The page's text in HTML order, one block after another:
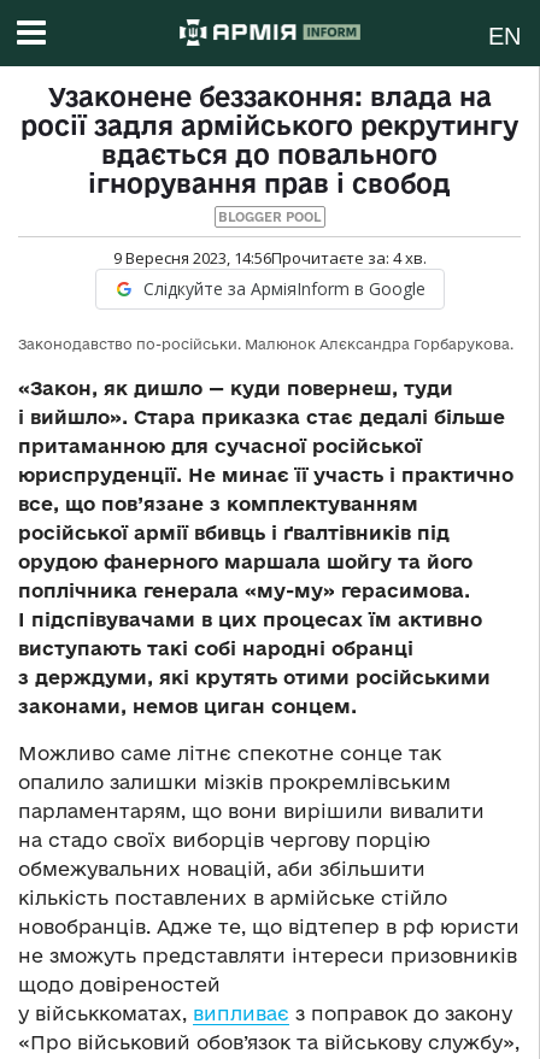
EN
Узаконене беззаконня: влада на
росії задля армійського рекрутингу
вдається до повального
ігнорування прав і свобод
BLOGGER POOL
9 Вересня 2023, 14:56Прочитаєте за: 4хв.
Слідкуйте за АрміяInform в Google
Законодавство по-російськи. Малюнок Алєксандра Горбарукова.
«Закон, як дишло — куди повернеш, туди
і вийшло». Стара приказка стає дедалі більше
притаманною для сучасної російської
юриспруденції. Не минає її участь і практично
все, що пов’язане з комплектуванням
російської армії вбивць і ґвалтівників під
орудою фанерного маршала шойгу та його
поплічника генерала «му-му» герасимова.
І підспівувачами в цих процесах їм активно
виступають такі собі народні обранці
з держдуми, які крутять отими російськими
законами, немов циган сонцем.
Можливо саме літнє спекотне сонце так
опалило залишки мізків прокремлівським
парламентарям, що вони вирішили вивалити
на стадо своїх виборців чергову порцію
обмежувальних новацій, аби збільшити
кількість поставлених в армійське стійло
новобранців. Адже те, що відтепер в рф юристи
не зможуть представляти інтереси призовників
щодо довіреностей
у військкоматах, випливає з поправок до закону
«Про військовий обов’язок та військову службу»,